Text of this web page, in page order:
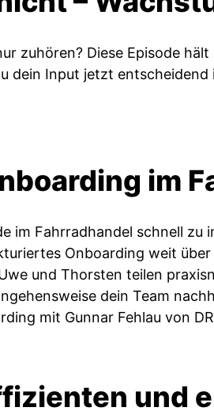
zuhören? Diese Episode
dein Input jetzt entscheidend
im
im Fahrradhandel schnell
Onboarding weit
und Thorsten teilen
dein Team
mit Gunnar Fehlau von
und